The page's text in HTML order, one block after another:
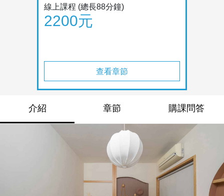
線上課程 (總長88分鐘)
2200元
查看章節
介紹 章節 購課問答